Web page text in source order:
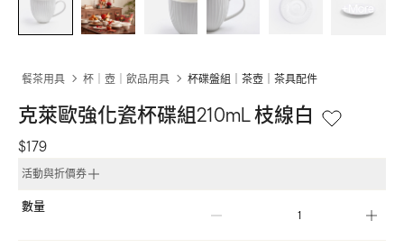
+More
餐茶用具 杯｜壺｜飲品用具 杯碟盤組｜茶壺｜茶具配件
克萊歐強化瓷杯碟組210mL 枝線白
$179
活動與折價券
數量